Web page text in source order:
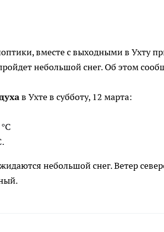
вместе с выходными в Ухту
небольшой снег. Об этом
в Ухте в субботу, 12 марта:
небольшой снег. Ветер